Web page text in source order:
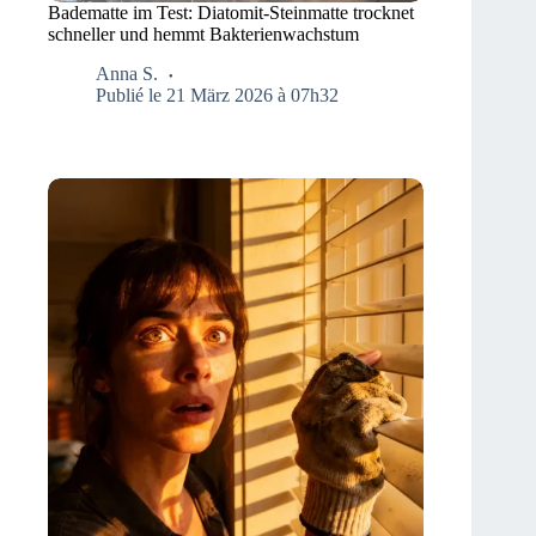
Badematte im Test: Diatomit-Steinmatte trocknet
schneller und hemmt Bakterienwachstum
Anna S.
Publié le 21 März 2026 à 07h32